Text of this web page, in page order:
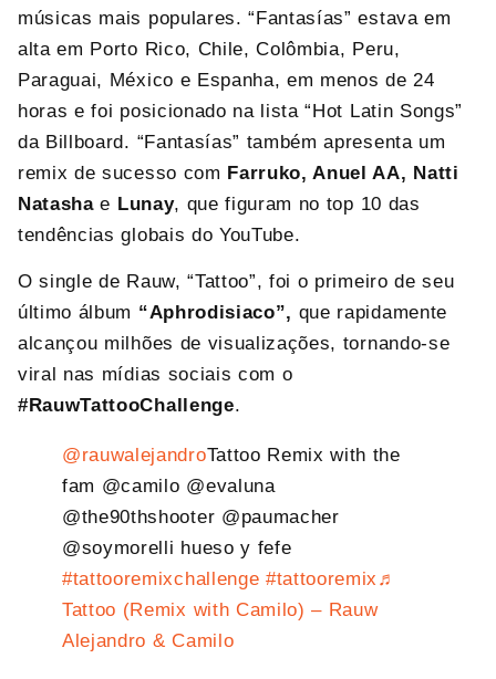
músicas mais populares. “Fantasías” estava em
alta em Porto Rico, Chile, Colômbia, Peru,
Paraguai, México e Espanha, em menos de 24
horas e foi posicionado na lista “Hot Latin Songs”
da Billboard. “Fantasías” também apresenta um
remix de sucesso com Farruko, Anuel AA, Natti
Natashae Lunay, que figuram no top 10 das
tendências globais do YouTube.
O single de Rauw, “Tattoo”, foi o primeiro de seu
último álbum “Aphrodisiaco”, que rapidamente
alcançou milhões de visualizações, tornando-se
viral nas mídias sociais com o
#RauwTattooChallenge.
@rauwalejandroTattoo Remix with the
fam @camilo @evaluna
@the90thshooter @paumacher
@soymorelli hueso y fefe
#tattooremixchallenge #tattooremix ♬
Tattoo (Remix with Camilo) – Rauw
Alejandro & Camilo